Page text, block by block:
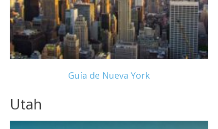
Guía de Nueva York
Utah